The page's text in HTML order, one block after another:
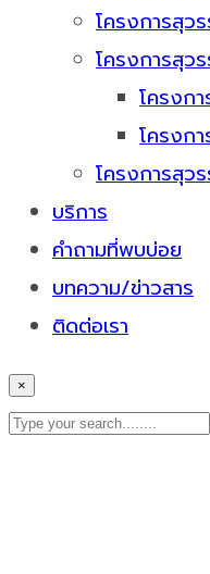
โครงการสุ
โครงการสุ
โครงก
โครงก
โครงการสุว
บริการ
คำถามที่พบบ่อย
บทความ/ข่าวสาร
ติดต่อเรา
×